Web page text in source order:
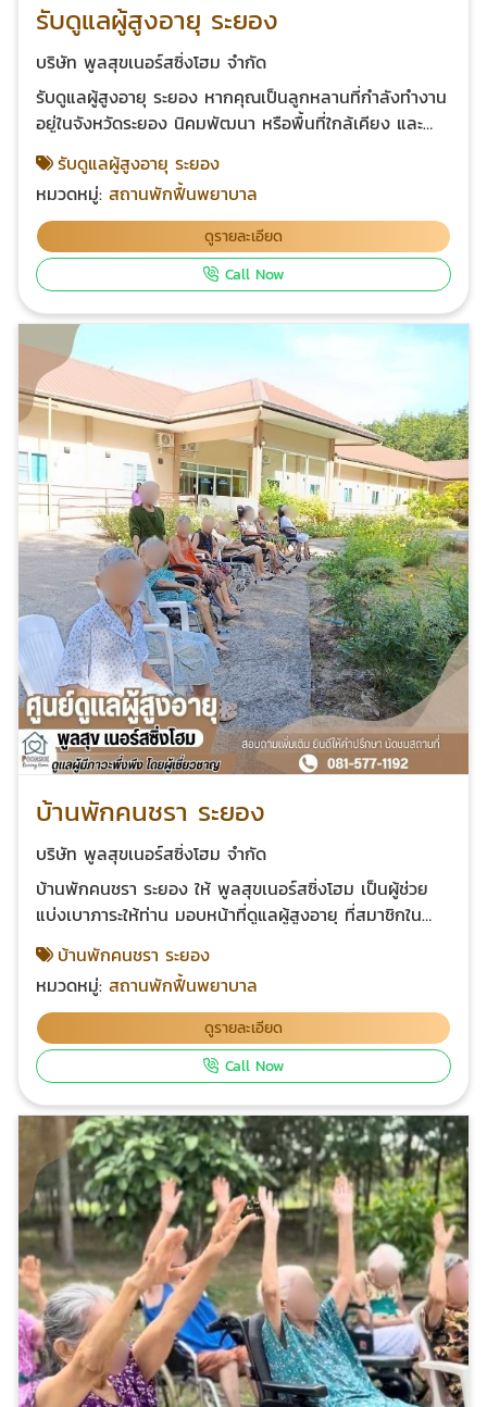
รับดูแลผู้สูงอายุ ระยอง
บริษัท พูลสุขเนอร์สซิ่งโฮม จำกัด
รับดูแลผู้สูงอายุ ระยอง หากคุณเป็นลูกหลานที่กำลังทำงาน
อยู่ในจังหวัดระยอง นิคมพัฒนา หรือพื้นที่ใกล้เคียง และ
บ้าน... เราอยากบอกคุณว่า "คุณไม่ได้ตัวคนเดียว" และความ
รู้สึกกังวลเหล่านั้นเป็นเรื่องธรรมดาของคนที่รักครอบครัว ที่
พูลสุขเนอร์สซิ่งโฮม เราเปิดบริการ รับดูแลผู้สูงอายุ ระยอง
ด้วยความตั้งใจที่จะเป็น "บ้านหลังที่สอง" ที่เปี่ยมไปด้วย
ความอบอุ่น ความปลอดภัย และรอยยิ้ม การเลือกสิ่งที่ดี
ที่ดีกว่า โทร. 081-577-1192 แอด
ไลน์ @poonsuknursinghome เปลี่ยน "ความห่วงใย" ให้
เป็น "การดูแลที่จับต้องได้" หลายครอบครัวในระยองเลือกไว้
วางใจให้เราดูแล เพราะที่นี่ไม่ใช่แค่สถานพักฟื้น แต่เป็น
สังคมแห่งความสุขที่ออกแบบมาเพื่อผู้สูงวัยโดยเฉพาะ 1.
หมดห่วงเรื่อง "ความเหงา" ที่บ้าน ท่านอาจจะต้องอยู่ลำพัง
ในตอนกลางวันที่ลูกหลานออกไปทำงาน แต่ที่นี่ ท่านจะมี
"เพื่อน" วัยเดียวกัน มีกิจกรรมสันทนาการ พูดคุย แลก
เปลี่ยนรอยยิ้ม และทำกิจกรรมฟื้นฟูความจำร่วมกัน ทำให้
ทุกวันมีความหมายและไม่เงียบเหงาอีกต่อไป 2. อุ่นใจเรื่อง
"ความปลอดภัย" ตลอด 24 ชม. ความเสี่ยงในผู้สูงอายุเกิด
ขึ้นได้ทุกวินาที ไม่ว่าจะเป็นการหกล้ม หรือโรคประจำตัว
กำเริบ บริการ รับดูแลผู้สูงอายุ ระยอง ของเรา มีทีมเจ้า
หน้าที่และพยาบาลวิชาชีพคอยเฝ้าระวัง ดูแลการทานยา และ
สังเกตอาการอย่างใกล้ชิดตลอด 24 ชั่วโมง พร้อมประสาน
งานโรงพยาบาลทันทีเมื่อเกิดเหตุฉุกเฉิน 3. บรรยากาศบำบัด
"ธรรมชาติที่ร่มรื่น" พูลสุขเนอร์สซิ่งโฮม ตั้งอยู่ในทำเลนิคม
พัฒนา ที่รายล้อมด้วยธรรมชาติ อากาศบริสุทธิ์ พื้นที่กว้าง
ขวาง โปร่งสบาย ไม่แออัดเหมือนอยู่ในตึกแถว ช่วยให้
สุขภาพจิตของผู้สูงอายุดีขึ้น พักผ่อนได้อย่างเต็มที่อย่าง
แท้จริง ทำไมชาวระยอง ถึงวางใจ "พูลสุขเนอร์สซิ่งโฮม"?
เราเข้าใจวิถีชีวิตของคนทำงานในภาคตะวันออก บริการ รับ
ดูแลผู้สูงอายุ ระยอง ของเราจึงเน้นความยืดหยุ่นและเข้าถึง
อุตสาหกรรมและตัวเมืองระยอง ลูกหลานสามารถแวะมา
เยี่ยม ให้กำลังใจ หรือทานข้าวเย็นกับท่านได้หลังเลิกงาน
โปร่งใส ตรวจสอบได้: เรายินดีให้ญาติวิดีโอคอล (Video
Call) พูดคุยกับผู้สูงอายุได้ เพื่อให้คุณเห็นความเป็นอยู่และ
รอยยิ้มของท่านด้วยตาตัวเอง ราคาที่เข้าถึงได้: เราบริหาร
งานด้วยใจ ในราคาที่สมเหตุสมผล เพื่อให้ทุกครอบครัวใน
ระยองสามารถเข้าถึงบริการดูแลผู้สูงอายุที่มีคุณภาพได้
ถึงเวลา... ให้รางวัลกับคนที่คุณรัก และตัวคุณเอง อย่าปล่อย
ให้ความเหนื่อยล้าจากการทำงานและการดูแล ทำลายความ
สัมพันธ์ในครอบครัว ให้หน้าที่การดูแลกิจวัตรเป็นของ "มือ
อาชีพ" เพื่อให้เวลาที่คุณมีร่วมกัน เป็นเวลาแห่งความสุข
อย่างแท้จริง หากคุณกำลังมองหาที่ รับดูแลผู้สูงอายุ
ระยอง ลองแวะเข้ามาชมสถานที่จริง พูดคุยกับทีมงานของ
เรา แล้วคุณจะสัมผัสได้ถึงความ "ใส่ใจ" ตั้งแต่ก้าวแรก พูล
สุขเนอร์สซิ่งโฮม (ระยอง) เราดูแล... เพื่อให้คุณอุ่นใจ พิกัด:
อำเภอนิคมพัฒนา จังหวัดระยอง โทรปรึกษาฟรี: 081-577-
1192
รับดูแลผู้สูงอายุ ระยอง
หมวดหมู่:สถานพักฟื้นพยาบาล
ดูรายละเอียด
Call Now
บ้านพักคนชรา ระยอง
บริษัท พูลสุขเนอร์สซิ่งโฮม จำกัด
บ้านพักคนชรา ระยอง ให้ พูลสุขเนอร์สซิ่งโฮม เป็นผู้ช่วย
แบ่งเบาภาระให้ท่าน มอบหน้าที่ดูแลผู้สูงอายุ ที่สมาชิกใน
มอบหน้าที่ดูแลผู้ป่วยติดเตียงหรือผู้ป่วยเรื้อรัง (ไม่เป็นโรค
ติดต่อ) และดูแลผู้ป่วยระยะสุดท้ายที่ดูแลกันเองไม่ได้ มอบ
ภาระดูแลผู้ป่วยระยะพักฟื้น ช่วยฟื้นฟูสภาพร่างกายและ
จิตใจหลังการผ่าตัดหรือหลังผ่านช่วงอุบัติเหตุ มอบหน้าที่
ดูแลผู้ป่วยอัลไซเมอร์ ผู้ป่วยสมองเสื่อมที่ต้องใช้สถานที่กว้าง
ไลน์ @poonsuknursinghome
บ้านพักคนชรา ระยอง
หมวดหมู่:สถานพักฟื้นพยาบาล
ดูรายละเอียด
Call Now